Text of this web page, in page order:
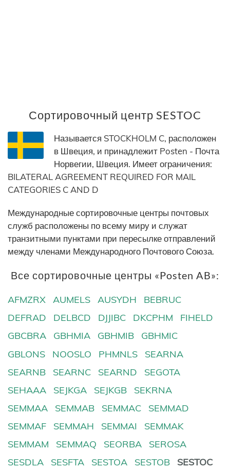
Сортировочный центр SESTOC
Называется STOCKHOLM C, расположен
в Швеция, и принадлежит Posten - Почта
Норвегии, Швеция. Имеет ограничения:
BILATERAL AGREEMENT REQUIRED FOR MAIL
CATEGORIES C AND D
Международные сортировочные центры почтовых
служб расположены по всему миру и служат
транзитными пунктами при пересылке отправлений
между членами Международного Почтового Союза.
Все сортировочные центры «Posten AB»:
AFMZRX AUMELS AUSYDH
BEBRUC
DEFRAD
DELBCD DJJIBC DKCPHM
FIHELD
GBCBRA
GBHMIA GBHMIB
GBHMIC
GBLONS
NOOSLO PHMNLS
SEARNA
SEARNB
SEARNC SEARND
SEGOTA
SEHAAA
SEJKGA SEJKGB
SEKRNA
SEMMAA
SEMMAB SEMMAC
SEMMAD
SEMMAF
SEMMAH SEMMAI
SEMMAK
SEMMAM
SEMMAQ SEORBA
SEROSA
SESDLA
SESFTA SESTOA SESTOB
SESTOC